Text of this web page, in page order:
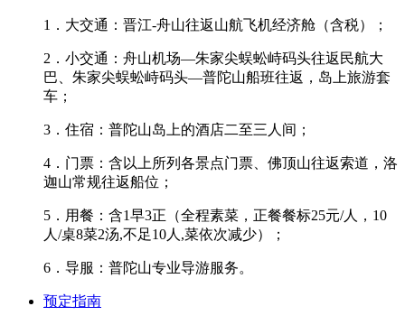
1．大交通：晋江-舟山往返山航飞机经济舱（含税）；
2．小交通：舟山机场—朱家尖蜈蚣峙码头往返民航大
巴、朱家尖蜈蚣峙码头—普陀山船班往返，岛上旅游套
车；
3．住宿：普陀山岛上的酒店二至三人间；
4．门票：含以上所列各景点门票、佛顶山往返索道，洛
迦山常规往返船位；
5．用餐：含1早3正（全程素菜，正餐餐标25元/人，10
人/桌8菜2汤,不足10人,菜依次减少）；
6．导服：普陀山专业导游服务。
预定指南